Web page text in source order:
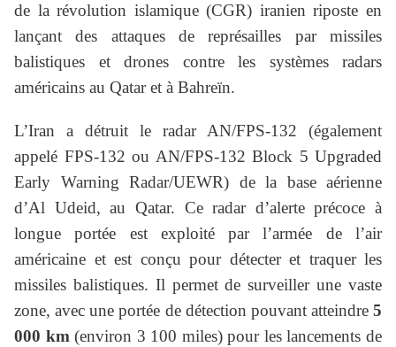
de la révolution islamique (CGR) iranien riposte en
lançant des attaques de représailles par missiles
balistiques et drones contre les systèmes radars
américains au Qatar et à Bahreïn.
L’Iran a détruit le radar AN/FPS-132 (également
appelé FPS-132 ou AN/FPS-132 Block 5 Upgraded
Early Warning Radar/UEWR) de la base aérienne
d’Al Udeid, au Qatar. Ce radar d’alerte précoce à
longue portée est exploité par l’armée de l’air
américaine et est conçu pour détecter et traquer les
missiles balistiques. Il permet de surveiller une vaste
zone, avec une portée de détection pouvant atteindre 5
000 km (environ 3 100 miles) pour les lancements de